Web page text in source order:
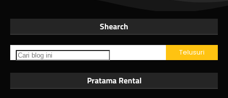
Shearch
Pratama Rental